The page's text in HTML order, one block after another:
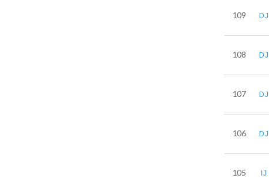
109 DJ
108 DJ
107 DJ
106 DJ
105 IJ